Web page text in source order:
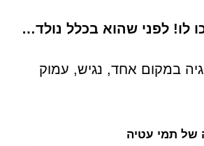
לו! לפני שהוא בכלל נולד…
במקום אחד, נגיש, עמוק
של תמי עטיה